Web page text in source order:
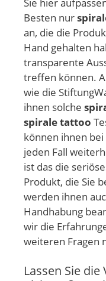
Besten nur
an, die die
Hand gehalten
transparente
treffen können.
wie die
ihnen solche
spirale tattoo
können ihnen
jeden Fall
ist das die
Produkt, die Sie
werden ihnen
Handhabung
wir die
weiteren Fragen
Lassen Sie